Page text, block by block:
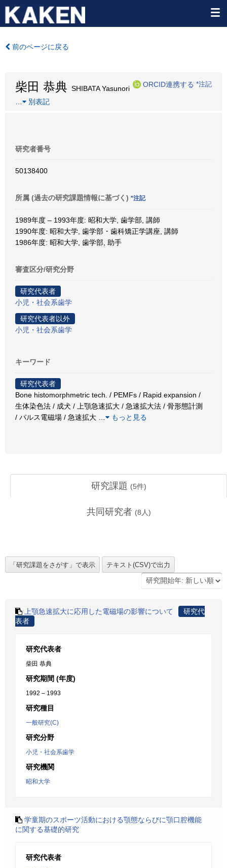
前のページに戻る
柴田 恭典 SHIBATA Yasunori
ORCID連携する *注記
別表記
研究者番号
50138400
所属 (過去の研究課題情報に基づく) *注記
1989年度 – 1993年度: 昭和大学, 歯学部, 講師
1990年度: 昭和大学, 歯学部・歯科矯正学講座, 講師
1986年度: 昭和大学, 歯学部, 助手
審査区分/研究分野
研究代表者
小児・社会系歯学
研究代表者以外
小児・社会系歯学
キーワード
研究代表者
Bone histomorphmetric tech. / PEMFs / Rapid expansion /
生体染色法 / 成犬 / 上顎急速拡大 / 急速拡大法 / 骨形態計測
/ パルス電磁場 / 急速拡大
もっと見る
研究課題 (5件)
共同研究者 (8 人)
上顎急速拡大に応用した電磁場の影響について
研究代
表者
研究代表者
柴田 恭典
研究期間 (年度)
1992 – 1993
研究種目
一般研究(C)
研究分野
小児・社会系歯学
研究機関
昭和大学
学童期のスポーツ活動における顎態ならびに顎口腔機能
に関する基礎的研究
研究代表者